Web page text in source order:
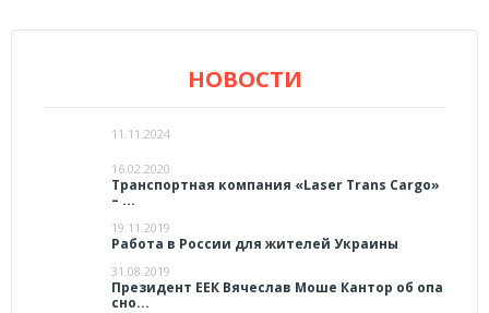
НОВОСТИ
11.11.2024
16.02.2020
Транспортная компания «Laser Trans Cargo»
– ...
19.11.2019
Работа в России для жителей Украины
31.08.2019
Президент ЕЕК Вячеслав Моше Кантор об опа
сно...